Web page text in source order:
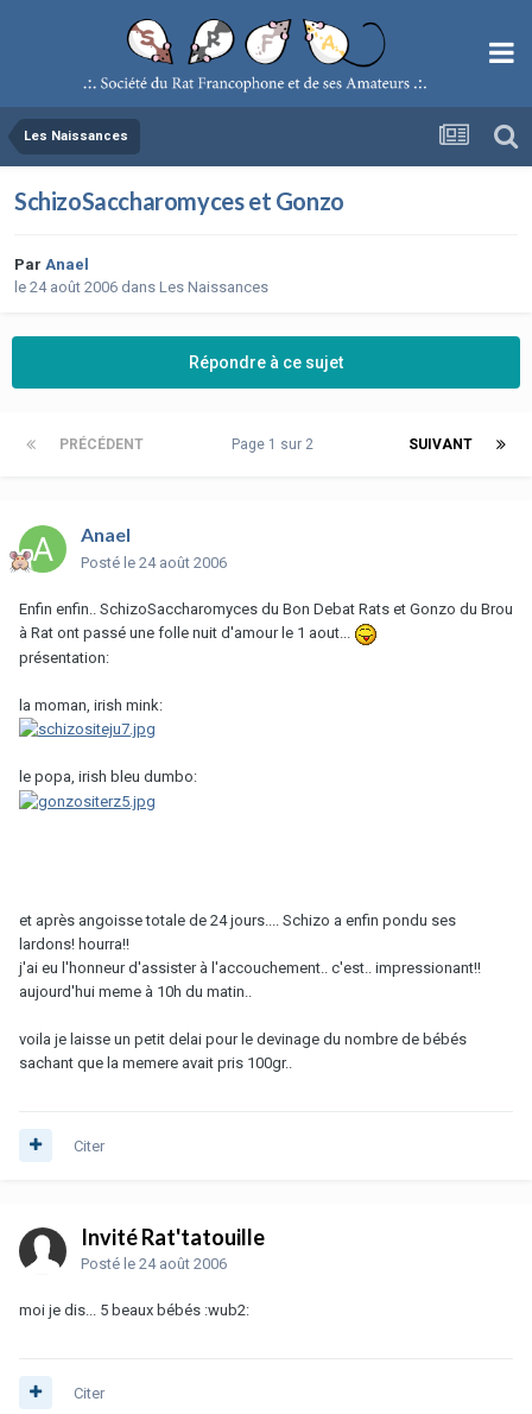
Les Naissances
SchizoSaccharomyces et Gonzo
Par Anael
le 24 août 2006 dans Les Naissances
Répondre à ce sujet
PRÉCÉDENT SUIVANT
Page 1 sur 2
Anael
Posté le 24 août 2006
Enfin enfin.. SchizoSaccharomyces du Bon Debat Rats et Gonzo du Brou
à Rat ont passé une folle nuit d'amour le 1 aout...
présentation:
la moman, irish mink:
le popa, irish bleu dumbo:
et après angoisse totale de 24 jours.... Schizo a enfin pondu ses
lardons! hourra!!
j'ai eu l'honneur d'assister à l'accouchement.. c'est.. impressionant!!
aujourd'hui meme à 10h du matin..
voila je laisse un petit delai pour le devinage du nombre de bébés
sachant que la memere avait pris 100gr..
Citer
Invité Rat'tatouille
Posté le 24 août 2006
moi je dis... 5 beaux bébés :wub2:
Citer